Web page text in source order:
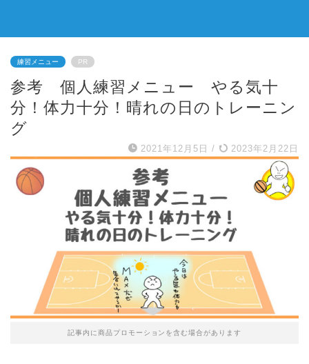
練習メニュー PR
参考 個人練習メニュー やる気十
分！体力十分！晴れの日のトレーニン
グ
2021年12月5日 / 2023年2月22日
記事内に商品プロモーションを含む場合があります